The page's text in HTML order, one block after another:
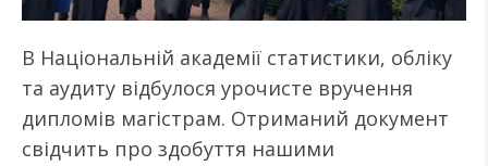
В Національній академії статистики, обліку
та аудиту відбулося урочисте вручення
дипломів магістрам. Отриманий документ
свідчить про здобуття нашими